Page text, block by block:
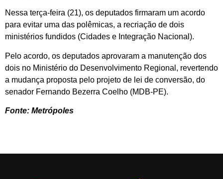
Nessa terça-feira (21), os deputados firmaram um acordo
para evitar uma das polêmicas, a recriação de dois
ministérios fundidos (Cidades e Integração Nacional).
Pelo acordo, os deputados aprovaram a manutenção dos
dois no Ministério do Desenvolvimento Regional, revertendo
a mudança proposta pelo projeto de lei de conversão, do
senador Fernando Bezerra Coelho (MDB-PE).
Fonte: Metrópoles